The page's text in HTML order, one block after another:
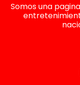
Somos una